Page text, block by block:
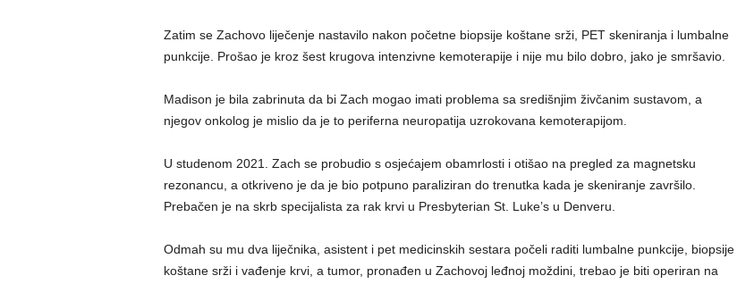
Zatim se Zachovo liječenje nastavilo nakon početne biopsije koštane srži, PET skeniranja i lumbalne
punkcije. Prošao je kroz šest krugova intenzivne kemoterapije i nije mu bilo dobro, jako je smršavio.
Madison je bila zabrinuta da bi Zach mogao imati problema sa središnjim živčanim sustavom, a
njegov onkolog je mislio da je to periferna neuropatija uzrokovana kemoterapijom.
U studenom 2021. Zach se probudio s osjećajem obamrlosti i otišao na pregled za magnetsku
rezonancu, a otkriveno je da je bio potpuno paraliziran do trenutka kada je skeniranje završilo.
Prebačen je na skrb specijalista za rak krvi u Presbyterian St. Luke’s u Denveru.
Odmah su mu dva liječnika, asistent i pet medicinskih sestara počeli raditi lumbalne punkcije, biopsije
koštane srži i vađenje krvi, a tumor, pronađen u Zachovoj leđnoj moždini, trebao je biti operiran na